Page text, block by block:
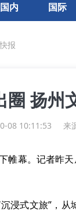
国内 国际
报
圈 扬州
08 10:11:53 来
帷幕。记者昨
沉浸式文旅”，